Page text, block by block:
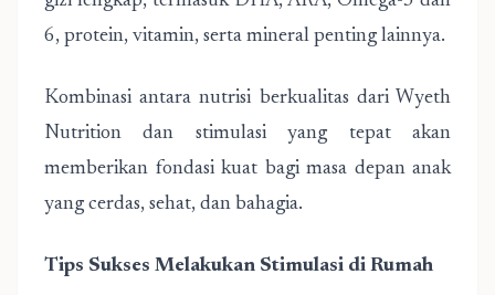
6, protein, vitamin, serta mineral penting lainnya.
Kombinasi antara nutrisi berkualitas dari Wyeth
Nutrition dan stimulasi yang tepat akan
memberikan fondasi kuat bagi masa depan anak
yang cerdas, sehat, dan bahagia.
Tips Sukses Melakukan Stimulasi di Rumah